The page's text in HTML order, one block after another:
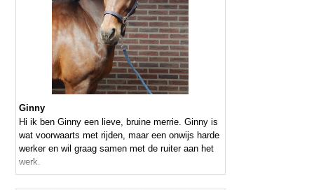
Ginny
Hi ik ben Ginny een lieve, bruine merrie. Ginny is
wat voorwaarts met rijden, maar een onwijs harde
werker en wil graag samen met de ruiter aan het
werk.